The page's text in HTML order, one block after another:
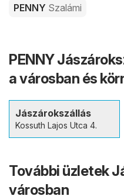
PENNY Szalámi
PENNY
a városban és
Jászárokszállás
Kossuth Lajos Utca 4.
További üzletek
városban